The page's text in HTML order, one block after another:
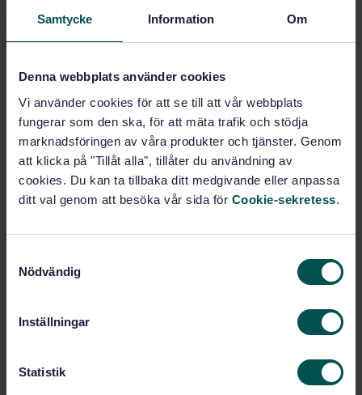
Samtycke Information Om
Denna webbplats använder cookies
Vi använder cookies för att se till att vår webbplats
fungerar som den ska, för att mäta trafik och stödja
marknadsföringen av våra produkter och tjänster. Genom
att klicka på "Tillåt alla", tillåter du användning av
cookies. Du kan ta tillbaka ditt medgivande eller anpassa
ditt val genom att besöka vår sida för Cookie-sekretess.
Nödvändig
Inställningar
Statistik
Produktinformation
Språk: Engelska
Framtagen av:
Naturstensprodukter samt
markbeläggningsprodukter av betong,
Internationell titel:Natural stone test
compressive strength
Utgåva:3
Antal sidor: